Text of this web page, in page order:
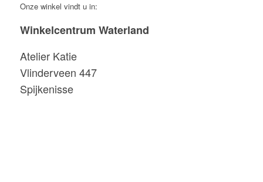
Onze winkel vindt u in:
Winkelcentrum Waterland
Atelier Katie
Vlinderveen 447
Spijkenisse